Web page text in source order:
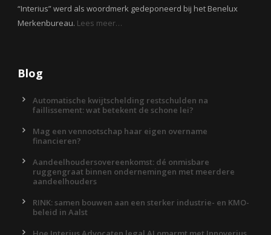
“Interius” werd als woordmerk gedeponeerd bij het Benelux
Merkenbureau. Lees meer…
Blog
Automatische kwijtschelding restschulden na
faillissement: wat betekent de schone lei?
Mag een vennootschap haar eigen overname
financieren?
Aandeelhoudersovereenkomst: dé onmisbare
ruggengraat binnen ondernemingen met meerdere
aandeelhouders
RINK: samen bouwen aan een sterker industrie- en KMO-
beleid in Aalst